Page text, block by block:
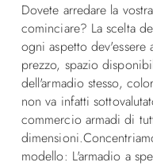
Dovete arredare la
cominciare? La scelta
ogni aspetto dev'essere
prezzo, spazio
dell'armadio stesso,
non va infatti
commercio armadi di
modello: L'armadio a